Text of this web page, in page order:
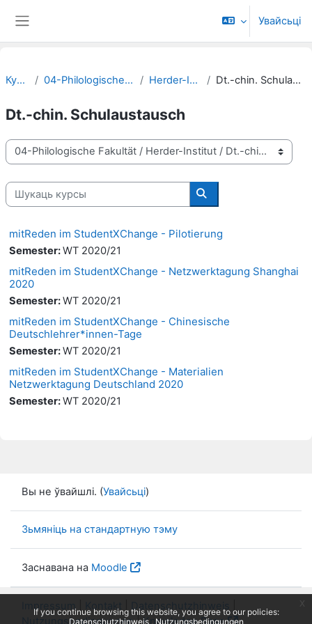
If you continue browsing this website, you agree to our policies:
Datenschutzhinweis
Nutzungsbedingungen
Увайсьці
Курсы 04-Philologische Fakultät Herder-Institut Dt.-chin. Schulaustausch
Dt.-chin. Schulaustausch
Катэгорыі курсаў
Шукаць курсы
Шукаць курсы
mitReden im StudentXChange - Pilotierung
Semester:WT 2020/21
mitReden im StudentXChange - Netzwerktagung Shanghai
2020
Semester:WT 2020/21
mitReden im StudentXChange - Chinesische
Deutschlehrer*innen-Tage
Semester:WT 2020/21
mitReden im StudentXChange - Materialien
Netzwerktagung Deutschland 2020
Semester:WT 2020/21
Вы не ўвайшлі. (Увайсьці)
Зьмяніць на стандартную тэму
Заснавана на Moodle
Impressum Kontakt Datenschutzhinweis
Nutzungsbedingungen|Knowledge Base